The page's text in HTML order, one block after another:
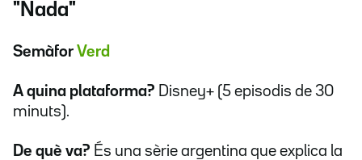
"Nada"
Semàfor Verd
A quina plataforma? Disney+ (5 episodis de 30
minuts).
De què va? És una sèrie argentina que explica la